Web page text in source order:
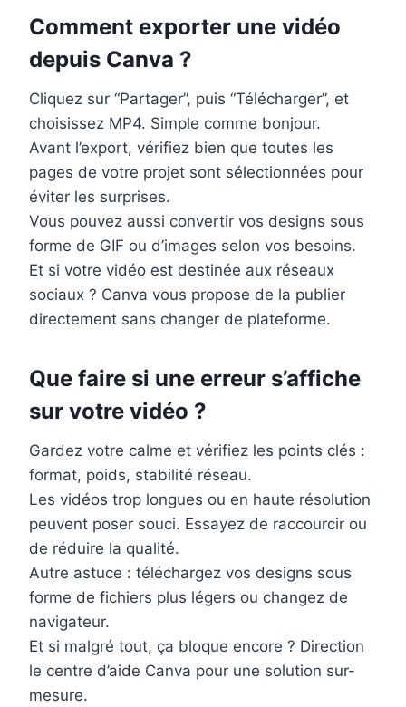
Comment exporter une vidéo
depuis Canva ?
Cliquez sur “Partager”, puis “Télécharger”, et
choisissez MP4. Simple comme bonjour.
Avant l’export, vérifiez bien que toutes les
pages de votre projet sont sélectionnées pour
éviter les surprises.
Vous pouvez aussi convertir vos designs sous
forme de GIF ou d’images selon vos besoins.
Et si votre vidéo est destinée aux réseaux
sociaux ? Canva vous propose de la publier
directement sans changer de plateforme.
Que faire si une erreur s’affiche
sur votre vidéo ?
Gardez votre calme et vérifiez les points clés :
format, poids, stabilité réseau.
Les vidéos trop longues ou en haute résolution
peuvent poser souci. Essayez de raccourcir ou
de réduire la qualité.
Autre astuce : téléchargez vos designs sous
forme de fichiers plus légers ou changez de
navigateur.
Et si malgré tout, ça bloque encore ? Direction
le centre d’aide Canva pour une solution sur-
mesure.